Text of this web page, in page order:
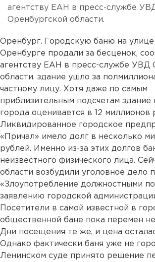
агентству ЕАН в пресс-службе
Оренбургской области.
Оренбург. Городскую баню на
Оренбурге продали за бесценок,
агентству ЕАН в пресс-службе УВД
области. здание ушло за
частному лицу. Хотя даже по самым
приблизительным подсчетам здание
города оценивается в 12 миллионов
Ликвидированное городское
«Причал» имело долг в несколько
рублей. Именно из-за этих долгов
неизвестного физического лица.
области возбудили уголовное дело
«Злоупотребление должностными
заявлению городской
Посетители в самой известной в
общественной бане пока перемен не
Дни посещения те же, и цена
Однако фактически баня уже не
Ленинском суде принято решение